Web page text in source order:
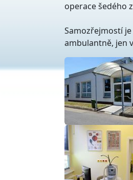
operace šedého
Samozřejmostí
ambulantně, jen